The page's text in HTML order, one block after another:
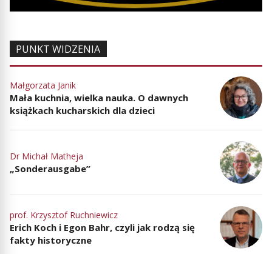
PUNKT WIDZENIA
Małgorzata Janik
Mała kuchnia, wielka nauka. O dawnych
książkach kucharskich dla dzieci
Dr Michał Matheja
„Sonderausgabe”
prof. Krzysztof Ruchniewicz
Erich Koch i Egon Bahr, czyli jak rodzą się
fakty historyczne